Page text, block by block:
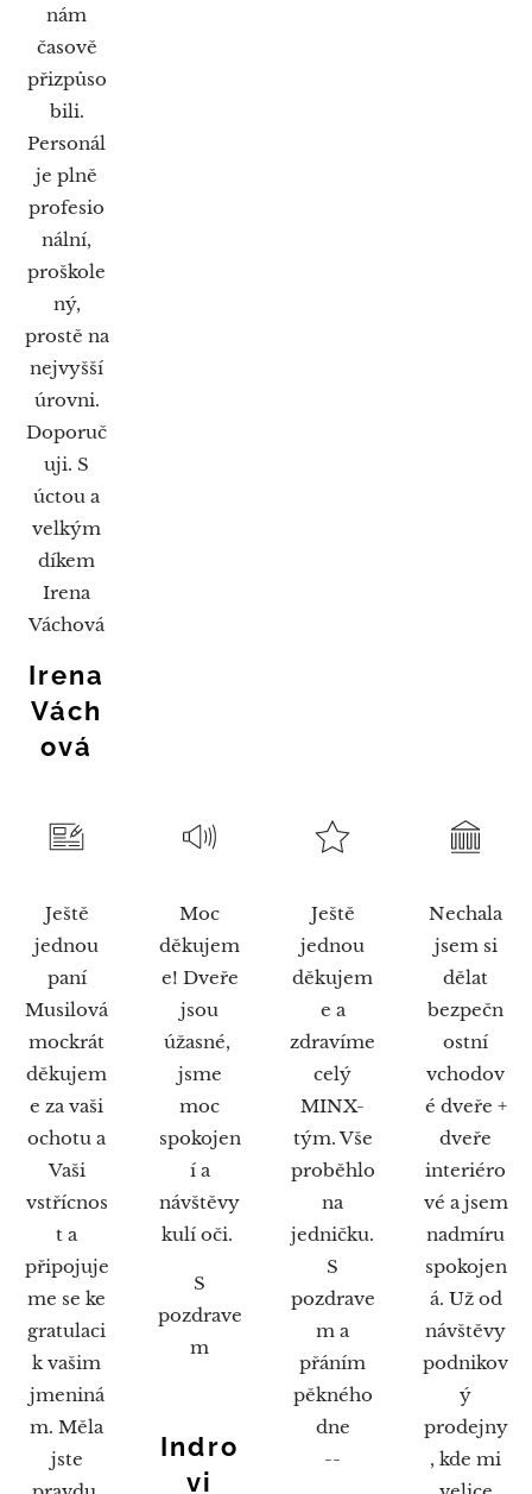
nám
časově
přizpůso
bili.
Personál
je plně
profesio
nální,
proškole
ný,
prostě na
nejvyšší
úrovni.
Doporuč
uji. S
úctou a
velkým
díkem
Irena
Váchová
Irena
Vách
ová
Ještě
jednou
paní
Musilová
mockrát
děkujem
e za vaši
ochotu a
Vaši
vstřícnos
t a
připojuje
me se ke
gratulaci
k vašim
jmeniná
m. Měla
jste
Moc
děkujem
e! Dveře
jsou
úžasné,
jsme
moc
spokojen
í a
návštěvy
kulí oči.
S
pozdrave
m
Indro
vi
Ještě
jednou
děkujem
e a
zdravíme
celý
MINX-
tým. Vše
proběhlo
na
jedničku.
S
pozdrave
m a
přáním
pěkného
dne
--
Nechala
jsem si
dělat
bezpečn
ostní
vchodov
é dveře +
dveře
interiéro
vé a jsem
nadmíru
spokojen
á. Už od
návštěvy
podnikov
ý
prodejny
, kde mi